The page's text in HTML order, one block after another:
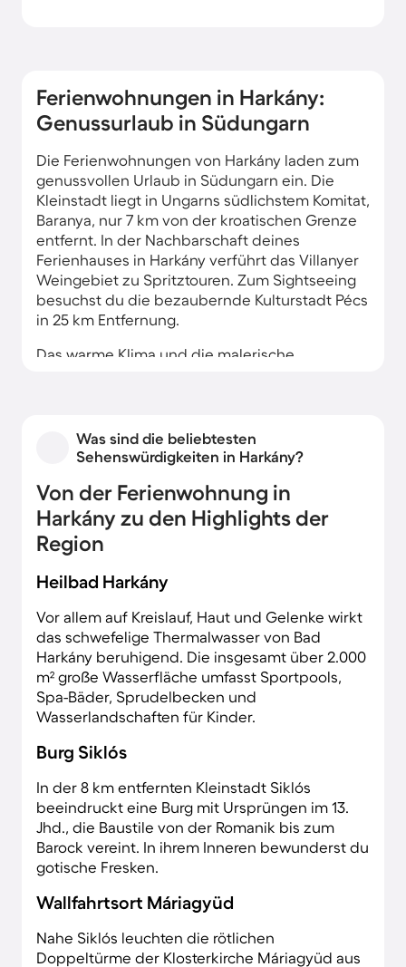
Ferienwohnungen in Harkány:
Genussurlaub in Südungarn
Die Ferienwohnungen von Harkány laden zum
genussvollen Urlaub in Südungarn ein. Die
Kleinstadt liegt in Ungarns südlichstem Komitat,
Baranya, nur 7 km von der kroatischen Grenze
entfernt. In der Nachbarschaft deines
Ferienhauses in Harkány verführt das Villanyer
Weingebiet zu Spritztouren. Zum Sightseeing
besuchst du die bezaubernde Kulturstadt Pécs
in 25 km Entfernung.
Das warme Klima und die malerische
Wanderungen. Feinschmecker kehren
unterwegs in urigen Landgasthöfen oder
Thermalbad in Harkány. Und nach einem
erlebnisreichen Tag bietet deine gemütliche
Ferienwohnung einen erholsamen
Rückzugsort.
Was sind die beliebtesten
Sehenswürdigkeiten in Harkány?
Von der Ferienwohnung in
Harkány zu den Highlights der
Region
Heilbad Harkány
Vor allem auf Kreislauf, Haut und Gelenke wirkt
das schwefelige Thermalwasser von Bad
Harkány beruhigend. Die insgesamt über 2.000
m² große Wasserfläche umfasst Sportpools,
Spa-Bäder, Sprudelbecken und
Wasserlandschaften für Kinder.
Burg Siklós
In der 8 km entfernten Kleinstadt Siklós
beeindruckt eine Burg mit Ursprüngen im 13.
Jhd., die Baustile von der Romanik bis zum
Barock vereint. In ihrem Inneren bewunderst du
gotische Fresken.
Wallfahrtsort Máriagyüd
Nahe Siklós leuchten die rötlichen
Doppeltürme der Klosterkirche Máriagyüd aus